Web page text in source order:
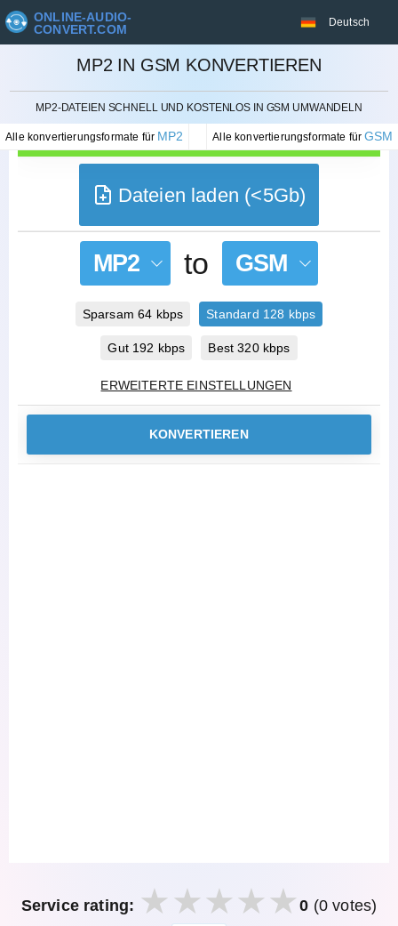
ONLINE-AUDIO-
CONVERT.COM
Deutsch
MP2 IN GSM KONVERTIEREN
MP2-DATEIEN SCHNELL UND KOSTENLOS IN GSM UMWANDELN
Alle konvertierungsformate für MP2 Alle konvertierungsformate fürGSM
STORNIEREN
Dateien laden (<5Gb)
MP2 to GSM
Sparsam 64 kbps Standard 128 kbps
Gut 192 kbps Best 320 kbps
ERWEITERTE EINSTELLUNGEN
KONVERTIEREN
Service rating: 0 (0 votes)